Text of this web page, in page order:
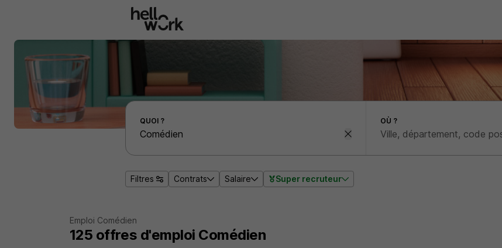
Effectuer une recherche d'emploi par localité
QUOI ? OÙ ?
Filtres Contrats Salaire Super recruteur
Emploi Comédien
125 offres d'emploi Comédien